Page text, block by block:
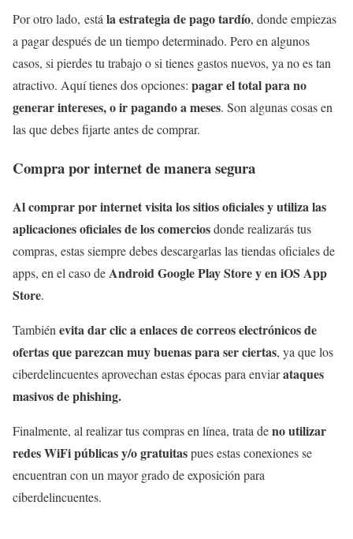
Por otro lado, está la estrategia de pago tardío, donde empiezas
a pagar después de un tiempo determinado. Pero en algunos
casos, si pierdes tu trabajo o si tienes gastos nuevos, ya no es tan
atractivo. Aquí tienes dos opciones: pagar el total para no
generar intereses, o ir pagando a meses. Son algunas cosas en
las que debes fijarte antes de comprar.
Compra por internet de manera segura
Al comprar por internet visita los sitios oficiales y utiliza las
aplicaciones oficiales de los comerciosdonde realizarás tus
compras, estas siempre debes descargarlas las tiendas oficiales de
apps, en el caso deAndroid Google Play Store y en iOS App
Store.
También evita dar clic a enlaces de correos electrónicos de
ofertas que parezcan muy buenas para ser ciertas, ya que los
ciberdelincuentes aprovechan estas épocas para enviarataques
masivos de phishing.
Finalmente, al realizar tus compras en línea, trata deno utilizar
redes WiFi públicas y/o gratuitaspues estas conexiones se
encuentran con un mayor grado de exposición para
ciberdelincuentes.